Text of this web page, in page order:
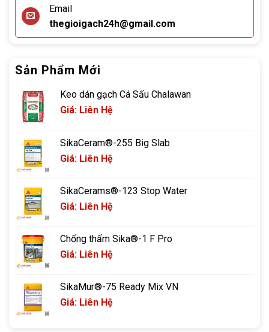
Email
thegioigach24h@gmail.com
Sản Phẩm Mới
Keo dán gạch Cá Sấu Chalawan
Giá: Liên Hệ
SikaCeram®-255 Big Slab
Giá: Liên Hệ
SikaCerams®-123 Stop Water
Giá: Liên Hệ
Chống thấm Sika®-1 F Pro
Giá: Liên Hệ
SikaMur®-75 Ready Mix VN
Giá: Liên Hệ